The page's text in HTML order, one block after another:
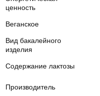
ценность
Веганское
Вид бакалейного
изделия
Содержание лактозы
Производитель